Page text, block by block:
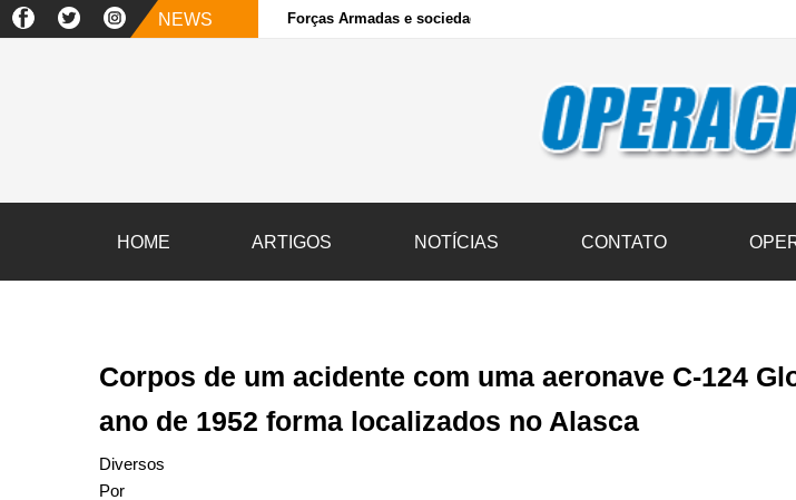
NEWS Forças Armadas e sociedade civil transportam 3,6 mil toneladas de
HOME ARTIGOS NOTÍCIAS CONTATO
Corpos de um acidente com uma aeronave C-124
ano de 1952 forma localizados no Alasca
Diversos
Por